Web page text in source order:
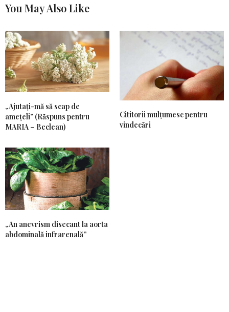
You May Also Like
„Ajutați-mă să scap de
amețeli” (Răspuns pentru
MARIA – Beclean)
Cititorii mulțumesc pentru
vindecări
„An anevrism disecant la aorta
abdominală infrarenală”